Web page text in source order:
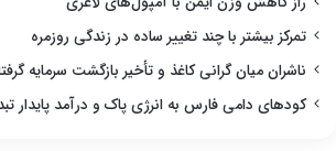
تمرکز بیشتر با چند تغییر ساده در زندگی روزمره
ناشران میان گرانی کاغذ و تأخیر بازگشت سرمایه
کودهای دامی فارس به انرژی پاک و درآمد پایدار